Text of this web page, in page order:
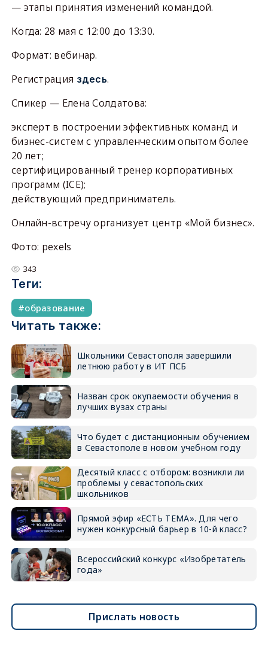
— этапы принятия изменений командой.
Когда: 28 мая с 12:00 до 13:30.
Формат: вебинар.
Регистрация здесь.
Спикер — Елена Солдатова:
эксперт в построении эффективных команд и
бизнес-систем с управленческим опытом более
20 лет;
сертифицированный тренер корпоративных
программ (ICE);
действующий предприниматель.
Онлайн-встречу организует центр «Мой бизнес».
Фото: pexels
343
Теги:
образование
Читать также:
Школьники Севастополя завершили
летнюю работу в ИТ ПСБ
Назван срок окупаемости обучения в
лучших вузах страны
Что будет с дистанционным обучением
в Севастополе в новом учебном году
Десятый класс с отбором: возникли ли
проблемы у севастопольских
школьников
Прямой эфир «ЕСТЬ ТЕМА». Для чего
нужен конкурсный барьер в 10-й класс?
Всероссийский конкурс «Изобретатель
года»
Прислать новость